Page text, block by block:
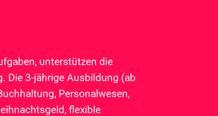
unterstützen die
Die 3-jährige Ausbildung (ab
Personalwesen,
flexible